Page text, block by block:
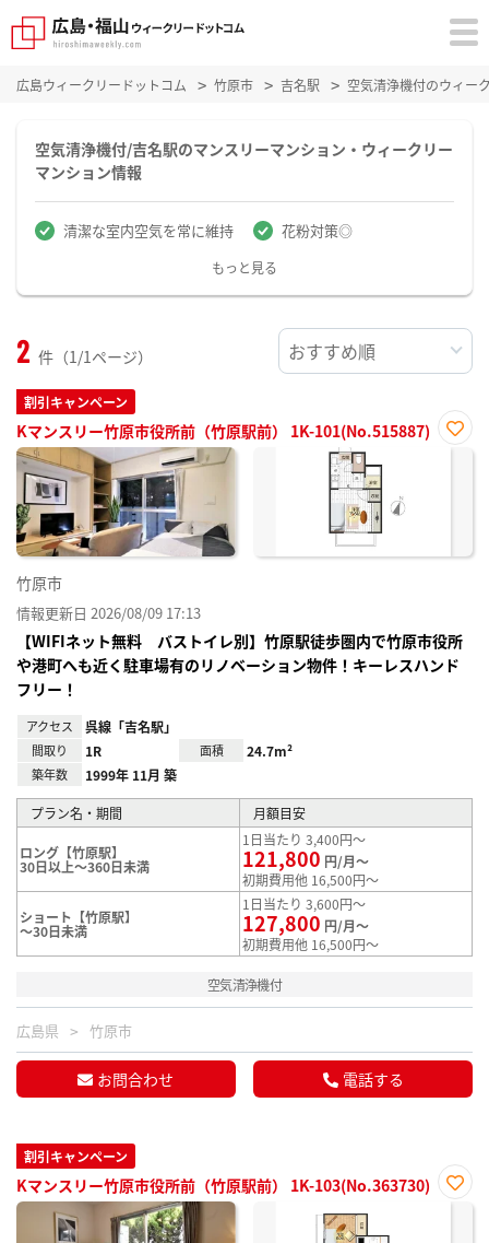
広島ウィークリードットコム 竹原市 吉名駅 空気清浄機付のウィー
空気清浄機付/吉名駅のマンスリーマンション・ウィークリー
マンション情報
清潔な室内空気を常に維持 花粉対策◎
もっと見る
2 件（1/1ページ）
割引キャンペーン
Kマンスリー竹原市役所前（竹原駅前） 1K-101(No.515887)
お気
竹原市
情報更新日 2026/08/09 17:13
【WIFIネット無料 バストイレ別】竹原駅徒歩圏内で竹原市役所
や港町へも近く駐車場有のリノベーション物件！キーレスハンド
フリー！
アクセス 呉線「吉名駅」
間取り 1R 面積 24.7m²
築年数 1999年 11月 築
プラン名・期間 月額目安
ロング【竹原駅】
30日以上～360日未満
1日当たり 3,400円～
121,800 円/月～
初期費用他 16,500円～
ショート【竹原駅】
～30日未満
1日当たり 3,600円～
127,800 円/月～
初期費用他 16,500円～
空気清浄機付
広島県 竹原市
お問合わせ 電話する
割引キャンペーン
Kマンスリー竹原市役所前（竹原駅前） 1K-103(No.363730)
お気